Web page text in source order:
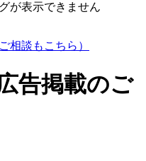
が表示できません
相談もこちら）
告掲載のご